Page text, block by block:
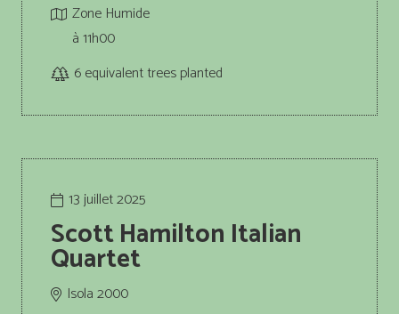
Zone Humide
à 11h00
6equivalent trees planted
13 juillet 2025
Scott Hamilton Italian
Quartet
Isola 2000